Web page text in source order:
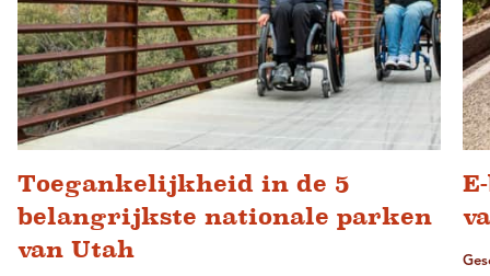
Toegankelijkheid in de 5
belangrijkste nationale parken
van Utah